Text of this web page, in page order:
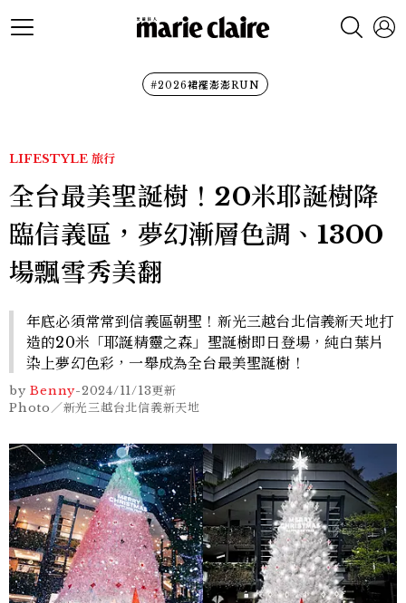
#2026裙襬澎澎RUN
LIFESTYLE 旅行
全台最美聖誕樹！20米耶誕樹降
臨信義區，夢幻漸層色調、1300
場飄雪秀美翻
年底必須常常到信義區朝聖！新光三越台北信義新天地打
造的20米「耶誕精靈之森」聖誕樹即日登場，純白葉片
染上夢幻色彩，一舉成為全台最美聖誕樹！
by Benny-2024/11/13更新
Photo／新光三越台北信義新天地